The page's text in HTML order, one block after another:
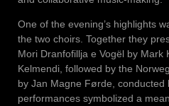
One of the evening’s highlights
the two choirs. Together they
Mori Dranfofillja e Vogël by Mark
Kelmendi, followed by the
by Jan Magne Førde, conducted
performances symbolized a